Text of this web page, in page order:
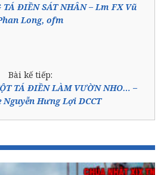
TÁ ĐIỀN SÁT NHÂN – Lm FX Vũ
Long, ofm
Bài kế tiếp:
TÁ ĐIỀN LÀM VƯỜN NHO… –
Nguyễn Hưng Lợi DCCT